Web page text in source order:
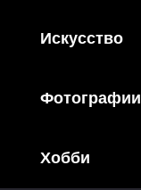
Искусство
Фотографии
Хобби